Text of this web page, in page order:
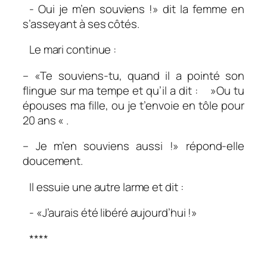
- Oui je m’en souviens !» dit la femme en
s’asseyant à ses côtés.
Le mari continue :
– «Te souviens-tu, quand il a pointé son
flingue sur ma tempe et qu’il a dit : »Ou tu
épouses ma fille, ou je t’envoie en tôle pour
20 ans « .
– Je m’en souviens aussi !» répond-elle
doucement.
Il essuie une autre larme et dit :
- «J’aurais été libéré aujourd’hui !»
****